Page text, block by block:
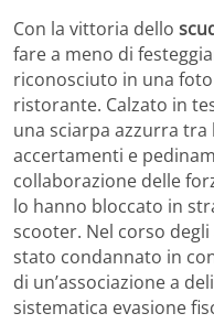
Con la vittoria dello
fare a meno di
riconosciuto in una
ristorante. Calzato in
una sciarpa azzurra
accertamenti e
collaborazione delle
lo hanno bloccato in
scooter. Nel corso
stato condannato in
di un’associazione a
sistematica evasione